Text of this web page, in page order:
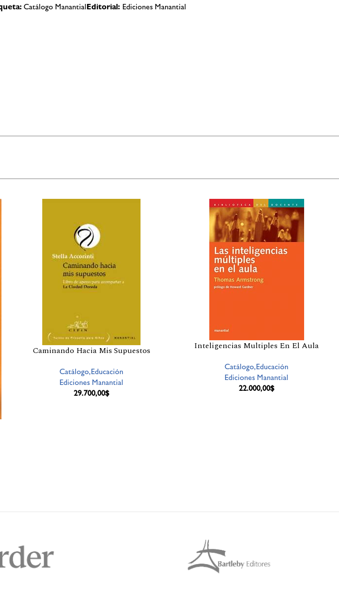
Catálogo ManantialEditorial: Ediciones Manantial
Caminando Hacia Mis Supuestos
Catálogo,Educación
Ediciones Manantial
29.700,00$
Inteligencias Multiples En El Aula
Catálogo,Educación
Ediciones Manantial
22.000,00$